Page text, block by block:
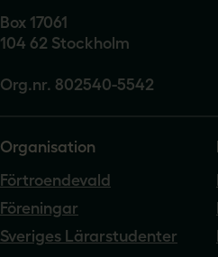
Box 17061
104 62 Stockholm
Org.nr. 802540-5542
Organisation
Förtroendevald
Föreningar
Sveriges Lärarstudenter